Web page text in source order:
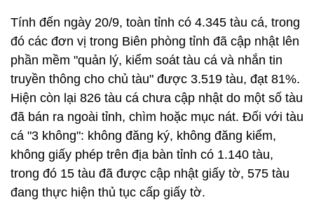
Tính đến ngày 20/9, toàn tỉnh có 4.345 tàu cá, trong
đó các đơn vị trong Biên phòng tỉnh đã cập nhật lên
phần mềm "quản lý, kiểm soát tàu cá và nhắn tin
truyền thông cho chủ tàu" được 3.519 tàu, đạt 81%.
Hiện còn lại 826 tàu cá chưa cập nhật do một số tàu
đã bán ra ngoài tỉnh, chìm hoặc mục nát. Đối với tàu
cá "3 không": không đăng ký, không đăng kiểm,
không giấy phép trên địa bàn tỉnh có 1.140 tàu,
trong đó 15 tàu đã được cập nhật giấy tờ, 575 tàu
đang thực hiện thủ tục cấp giấy tờ.